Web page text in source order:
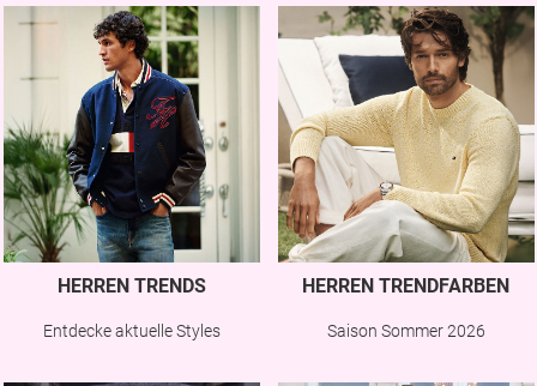
HERREN TRENDS
Entdecke aktuelle Styles
HERREN TRENDFARBEN
Saison Sommer 2026